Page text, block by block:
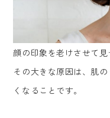
顔の印象を老けさせて見
その大きな原因は、肌
くなることです。